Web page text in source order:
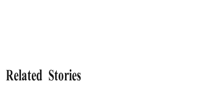
Related Stories